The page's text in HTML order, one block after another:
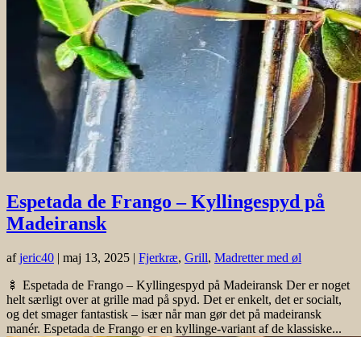
Espetada de Frango – Kyllingespyd på
Madeiransk
afjeric40 | maj 13, 2025 | Fjerkræ, Grill, Madretter med øl
🍢 Espetada de Frango – Kyllingespyd på Madeiransk Der er noget
helt særligt over at grille mad på spyd. Det er enkelt, det er socialt,
og det smager fantastisk – især når man gør det på madeiransk
manér. Espetada de Frango er en kyllinge-variant af de klassiske...